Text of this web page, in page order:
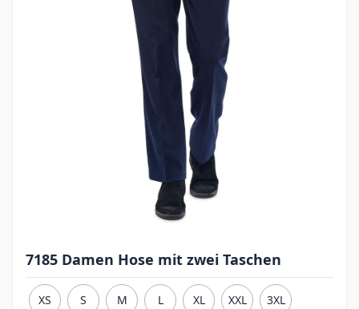
7185 Damen Hose mit zwei Taschen
XS S M L XL XXL 3XL